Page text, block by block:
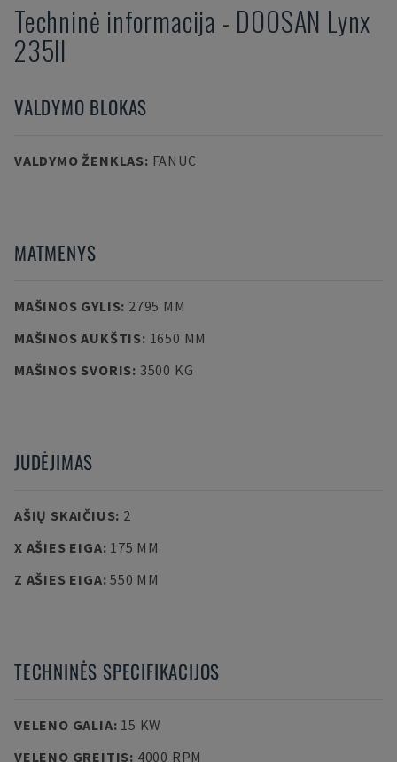
Techninė informacija - DOOSAN Lynx
235II
VALDYMO BLOKAS
VALDYMO ŽENKLAS: FANUC
MATMENYS
MAŠINOS GYLIS: 2795 MM
MAŠINOS AUKŠTIS: 1650 MM
MAŠINOS SVORIS: 3500 KG
JUDĖJIMAS
AŠIŲ SKAIČIUS: 2
X AŠIES EIGA: 175 MM
Z AŠIES EIGA:550 MM
TECHNINĖS SPECIFIKACIJOS
VELENO GALIA: 15 KW
VELENO GREITIS: 4000 RPM